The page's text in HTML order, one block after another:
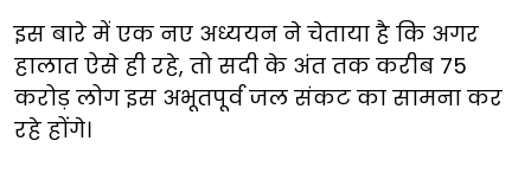
इस बारे में एक नए अध्ययन ने चेताया है कि अगर
हालात ऐसे ही रहे, तो सदी के अंत तक करीब 75
करोड़ लोग इस अभूतपूर्व जल संकट का सामना कर
रहे होंगे।